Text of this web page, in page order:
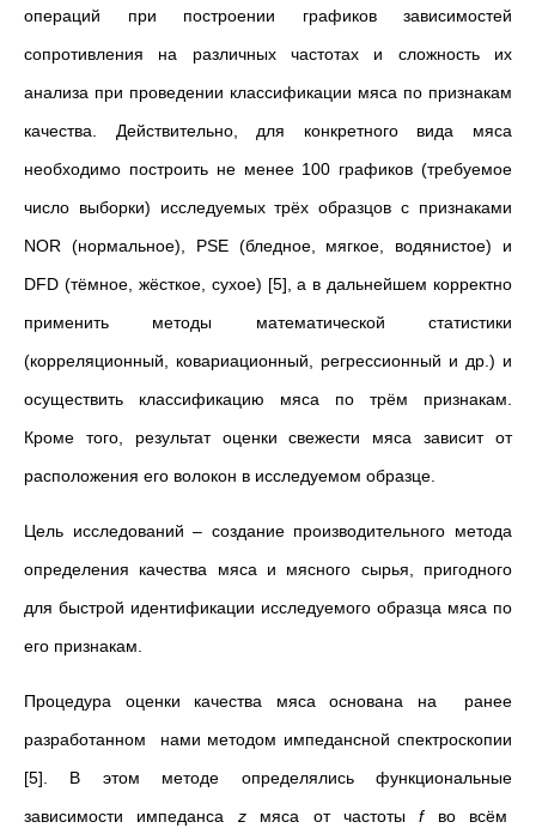
операций при построении графиков зависимостей
сопротивления на различных частотах и сложность их
анализа при проведении классификации мяса по признакам
качества. Действительно, для конкретного вида мяса
необходимо построить не менее 100 графиков (требуемое
число выборки) исследуемых трёх образцов с признаками
NOR (нормальное), PSE (бледное, мягкое, водянистое) и
DFD (тёмное, жёсткое, сухое) [5], а в дальнейшем корректно
применить методы математической статистики
(корреляционный, ковариационный, регрессионный и др.) и
осуществить классификацию мяса по трём признакам.
Кроме того, результат оценки свежести мяса зависит от
расположения его волокон в исследуемом образце.
Цель исследований – создание производительного метода
определения качества мяса и мясного сырья, пригодного
для быстрой идентификации исследуемого образца мяса по
его признакам.
Процедура оценки качества мяса основана на ранее
разработанном нами методом импедансной спектроскопии
[5]. В этом методе определялись функциональные
зависимости импеданса zмяса от частотыfво всём